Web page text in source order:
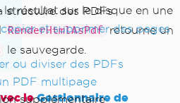
structure des PDFs
et supprimer des pages
ou diviser des PDFs
PDF multipage
supplémentaire
le résultat sur le disque en une
RenderHtmlAsPdf retourne un
le sauvegarde.
leGestionnaire de